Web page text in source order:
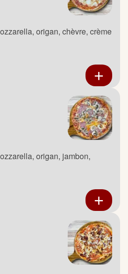
origan, chèvre, crème
origan, jambon,